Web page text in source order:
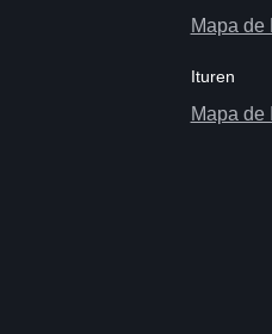
Mapa
Ituren
Mapa